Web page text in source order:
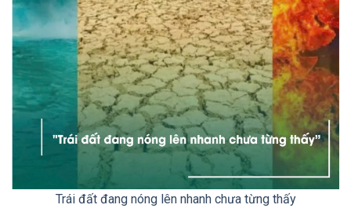
Trái đất đang nóng lên nhanh chưa từng thấy